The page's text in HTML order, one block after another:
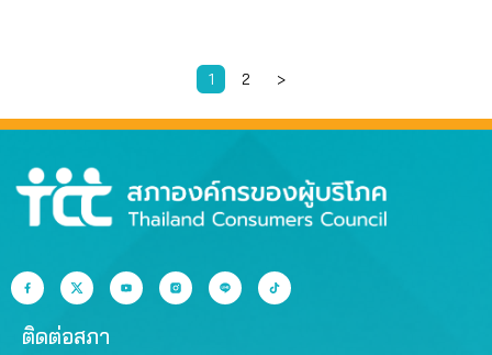
1 2 >
ติดต่อสภา